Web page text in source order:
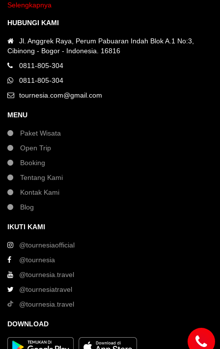
Selengkapnya
HUBUNGI KAMI
Jl. Anggrek Raya, Perum Pabuaran Indah Blok A.1 No:3,
Cibinong - Bogor - Indonesia. 16816
0811-805-304
0811-805-304
tournesia.com@gmail.com
MENU
Paket Wisata
Open Trip
Booking
Tentang Kami
Kontak Kami
Blog
IKUTI KAMI
@tournesiaofficial
@tournesia
@tournesia.travel
@tournesiatravel
@tournesia.travel
DOWNLOAD